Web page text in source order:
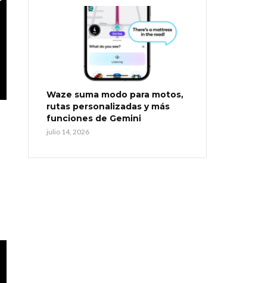
Waze suma modo para motos,
rutas personalizadas y más
funciones de Gemini
julio 14, 2026